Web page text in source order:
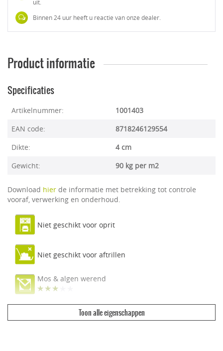
uit.
Binnen 24 uur heeft u reactie van onze dealer.
Product informatie
Specificaties
Artikelnummer:
1001403
EAN code:
8718246129554
Dikte:
4 cm
Gewicht:
90 kg per m2
Download hier de informatie met betrekking tot controle
vooraf, verwerking en onderhoud.
Niet geschikt voor oprit
Niet geschikt voor aftrillen
Mos & algen werend
Ecologisch & duurzaam
Toon alle eigenschappen